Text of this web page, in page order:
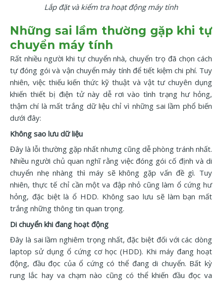
Lắp đặt và kiểm tra hoạt động máy tính
Những sai lầm thường gặp khi tự
chuyển máy tính
Rất nhiều người khi tự chuyển nhà, chuyển trọ đã chọn cách
tự đóng gói và vận chuyển máy tính để tiết kiệm chi phí. Tuy
nhiên, việc thiếu kiến thức kỹ thuật và vật tư chuyên dụng
khiến thiết bị điện tử này dễ rơi vào tình trạng hư hỏng,
thậm chí là mất trắng dữ liệu chỉ vì những sai lầm phổ biến
dưới đây:
Không sao lưu dữ liệu
Đây là lỗi thường gặp nhất nhưng cũng dễ phòng tránh nhất.
Nhiều người chủ quan nghĩ rằng việc đóng gói cố định và di
chuyển nhẹ nhàng thì máy sẽ không gặp vấn đề gì. Tuy
nhiên, thực tế chỉ cần một va đập nhỏ cũng làm ổ cứng hư
hỏng, đặc biệt là ổ HDD. Không sao lưu sẽ làm bạn mất
trắng những thông tin quan trọng.
Di chuyển khi đang hoạt động
Đây là sai lầm nghiêm trọng nhất, đặc biệt đối với các dòng
laptop sử dụng ổ cứng cơ học (HDD). Khi máy đang hoạt
động, đầu đọc của ổ cứng có thể đang di chuyển. Bất kỳ
rung lắc hay va chạm nào cũng có thể khiến đầu đọc va